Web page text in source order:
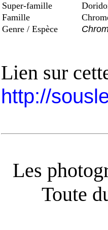
Super-famille
Famille
Genre / Espèce
Lien sur
http://
Les
Toute